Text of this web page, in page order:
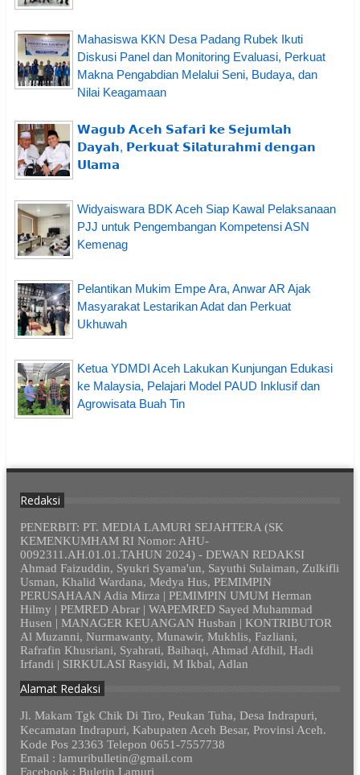
Mahasiswa KKN Desa Padang Rubek Ikuti
Diskusi Panel dan Monitoring Evaluasi, Perkuat
Makna Pengabdian Melalui Seni, Budaya, dan
Nilai Keagamaan
𝗪𝗮𝗴𝘂𝗯 𝗔𝗰𝗲𝗵 𝗦𝗮𝗳𝗮𝗿𝗶 𝗸𝗲 𝗦𝗲𝗷𝘂𝗺𝗹𝗮𝗵
𝗗𝗮𝘆𝗮𝗵, 𝗣𝗲𝗿𝗸𝘂𝗮𝘁 𝗦𝗶𝗹𝗮𝘁𝘂𝗿𝗮𝗵𝗺𝗶 𝗱𝗲𝗻𝗴𝗮𝗻
𝗨𝗹𝗮𝗺𝗮
Widyaiswara BDK Aceh Siap Kawal Pelaksanaan
PJJ untuk Pengembangan Kompetensi ASN
Kemenag
Pelantikan Mukim Empe Ara, Anwar AR Ajak
Masyarakat Lestarikan Adat dan Perkuat
Ukhuwah
Ketua YDMDI Aceh Lakukan Kunjungan Edukasi
ke Malaysia, Pelajari Model PAUD Inklusif dan
Agrowisata Buah Tin
Redaksi
PENERBIT: PT. MEDIA LAMURI SEJAHTERA (SK
KEMENKUMHAM RI Nomor: AHU-
0092311.AH.01.01.TAHUN 2024) - DEWAN REDAKSI
Ahmad Faizuddin, Syukri Syama'un, Sayuthi Sulaiman, Zulkifli
Usman, Khalid Wardana, Medya Hus, PEMIMPIN
PERUSAHAAN Adia Mirza | PEMIMPIN UMUM Herman
Hilmy | PEMRED Abrar | WAPEMRED Sayed Muhammad
Husen | MANAGER KEUANGAN Husban | KONTRIBUTOR
Al Muzanni, Nurmawanty, Munawir, Mukhlis, Fazliani,
Rafrafin Khusriani, Syahrati, Baihaqi, Ahmad Afdhil, Hadi
Irfandi | SIRKULASI Rasyidi, M Ikbal, Adlan
Alamat Redaksi
Jl. Makam Tgk Chik Di Tiro, Peukan Tuha, Desa Indrapuri,
Kecamatan Indrapuri, Kabupaten Aceh Besar, Provinsi Aceh.
Kode Pos 23363 Telepon 0651-7557738
Email : lamuribulletin@gmail.com
Facebook : Buletin Lamuri